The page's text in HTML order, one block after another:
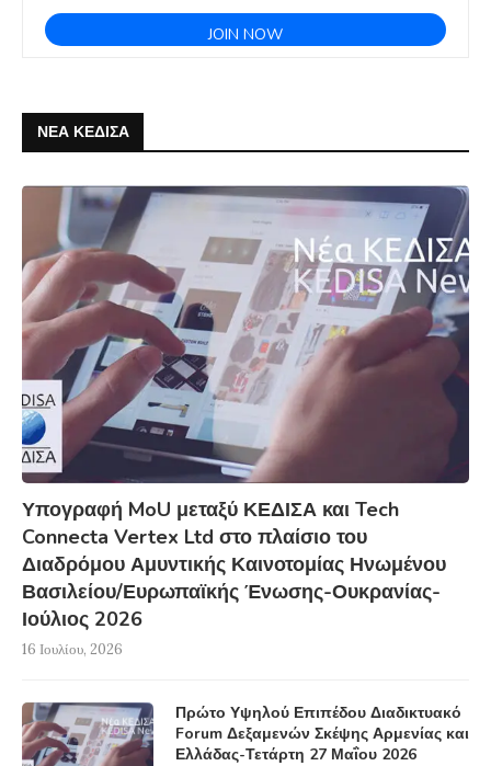
ΝΕΑ ΚΕΔΙΣΑ
Υπογραφή MoU μεταξύ ΚΕΔΙΣΑ και Tech
Connecta Vertex Ltd στο πλαίσιο του
Διαδρόμου Αμυντικής Καινοτομίας Ηνωμένου
Βασιλείου/Ευρωπαϊκής Ένωσης-Ουκρανίας-
Ιούλιος 2026
16 Ιουλίου, 2026
Πρώτο Υψηλού Επιπέδου Διαδικτυακό
Forum Δεξαμενών Σκέψης Αρμενίας και
Ελλάδας-Τετάρτη 27 Μαΐου 2026